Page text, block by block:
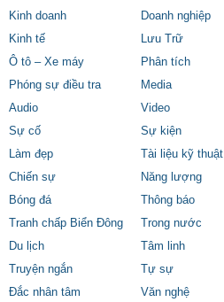
Kinh doanh
Doanh nghiệp
Kinh tế
Lưu Trữ
Ô tô – Xe máy
Phân tích
Phóng sự điều tra
Media
Audio
Video
Sự cố
Sự kiện
Làm đẹp
Tài liệu kỹ thuật
Chiến sự
Năng lượng
Bóng đá
Thông báo
Tranh chấp Biển Đông
Trong nước
Du lịch
Tâm linh
Truyện ngắn
Tự sự
Đắc nhân tâm
Văn nghệ